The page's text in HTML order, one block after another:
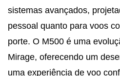
sistemas avançados,
pessoal quanto para voos
porte. O M500 é uma
Mirage, oferecendo um
uma experiência de voo